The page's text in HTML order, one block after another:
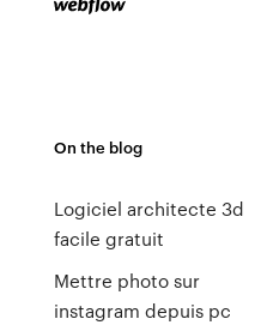
On the blog
Logiciel architecte 3d
facile gratuit
Mettre photo sur
instagram depuis pc